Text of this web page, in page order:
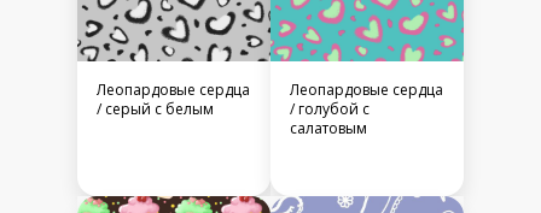
Леопардовые сердца
/ серый с белым
Леопардовые сердца
/ голубой с
салатовым